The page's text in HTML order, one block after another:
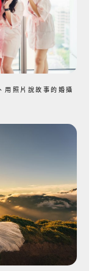
用照片說故事的婚攝